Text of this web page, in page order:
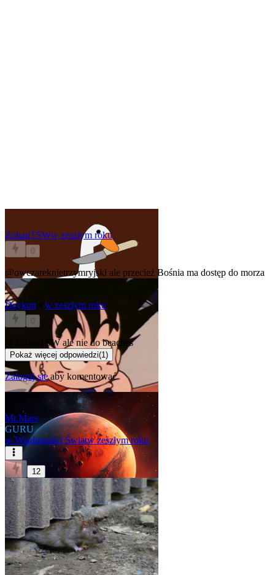
ZohanTSWw zeszłym roku
0
@owczareknietrzymryjski ale przecież Bośnia ma dostęp do morza
Deykun w zeszłym roku
0
@ZohanTSWale nie do beaches
Pokaż więcej odpowiedzi(1)
Zaloguj sięaby komentować
Mr.Mars
GURU
w Wiadomości Światw zeszłym roku
12